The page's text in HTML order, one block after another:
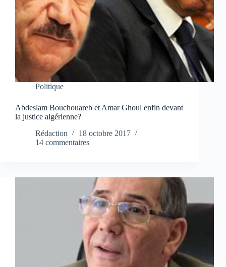
Politique
Abdeslam Bouchouareb et Amar Ghoul enfin devant
la justice algérienne?
Rédaction
18 octobre 2017
14 commentaires